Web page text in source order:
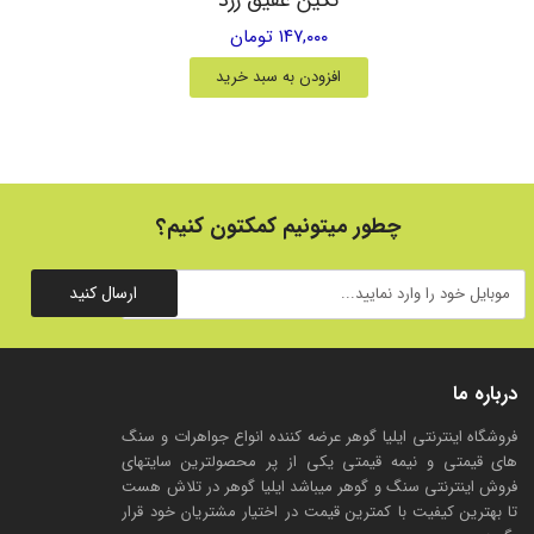
۱۴۷,۰۰۰ تومان
افزودن به سبد خرید
درباره ما
فروشگاه اینترنتی ایلیا گوهر عرضه کننده انواع جواهرات و سنگ
های قیمتی و نیمه قیمتی یکی از پر محصولترین سایتهای
فروش اینترنتی سنگ و گوهر میباشد ایلیا گوهر در تلاش هست
تا بهترین کیفیت با کمترین قیمت در اختیار مشتریان خود قرار
چطور میتونیم کمکتون کنیم؟
ارسال کنید